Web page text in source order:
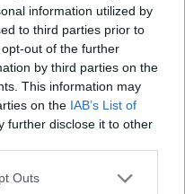
information utilized by
to third parties prior to
out of the further
by third parties on the
This information may
on the IAB’s List of
further disclose it to other
Outs
klasztoru, w
Arcykapłan
po nią łódź, co
Nagle czuje
zakłada, że to
cieszą się, że
tej porze
doprowadzić